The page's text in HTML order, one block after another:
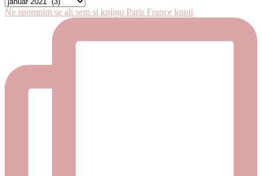
objave
Ne spomnim se ali sem si knjigo Paris France kupil